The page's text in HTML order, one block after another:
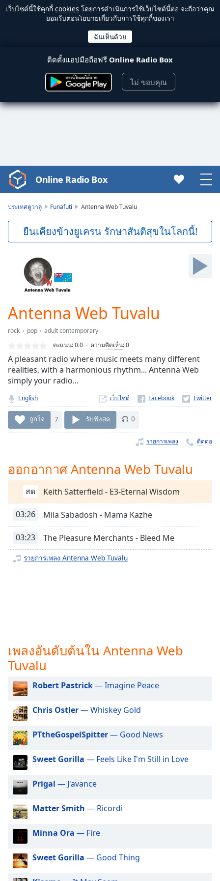
เว็บไซต์นี้ใช้คุกกี้ cookies โดยการดำเนินการใช้เว็บไซต์นี้ต่อ จะถือว่าคุณ
ยอมรับต่อนโยบายเกี่ยวกับการใช้คุกกี้ของเรา
ติดตั้งแอปมือถือฟรี Online Radio Box
ไม่ ขอบคุณ
Video
Player
Backward
Current
Time 0:00
Duration
0.00%
Stream
TypeLIVE
live,
currently
behind
LIVE
Remaining
Playback
Chapters
Chapters
Descriptions
opens
subtitles
settings
dialog
subtitles
off
selected
Audio
Track
Picture-
in-
Fullscreen
modal
window.
Beginning
Online Radio Box
ประเทศตูวาลู Funafuti Antenna Web Tuvalu
ยืนเคียงข้างยูเครน รักษาสันติสุขในโลกนี้!
Antenna Web Tuvalu
rock pop
adult contemporary
คะแนน:0.0 ความคิดเห็น:0
A pleasant radio where music meets many different
realities, with a harmonious rhythm... Antenna Web
simply your radio...
English เว็บไซต์
ถูกใจ 7 รับฟังสด 0
รายการเพลง ติดต่อ
ออกอากาศ Antenna Web Tuvalu
สด Keith Satterfield - E3-Eternal Wisdom
03:26 Mila Sabadosh - Mama Kazhe
03:23 The Pleasure Merchants - Bleed Me
รายการเพลง Antenna Web Tuvalu
เพลงอันดับต้นใน Antenna Web
Tuvalu
Robert Pastrick— Imagine Peace
Chris Ostler— Whiskey Gold
PTtheGospelSpitter— Good News
Sweet Gorilla — Feels Like I'm Still in Love
Prigal — J'avance
Matter Smith — Ricordi
Minna Ora — Fire
Sweet Gorilla — Good Thing